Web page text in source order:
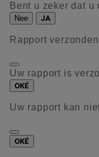
Bent u zeker dat
Nee JA
Rapport verzonden
Uw rapport is
OKÉ
Uw rapport kan
OKÉ